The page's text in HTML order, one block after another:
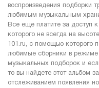
воспроизведения подборки
любимым музыкальным
Все еще платите за доступ
которого не всегда на
101.ru, с помощью которого
любимые сборники в режиме
музыкальных подборок и
то вы найдете этот альбом
отслеживанием появления